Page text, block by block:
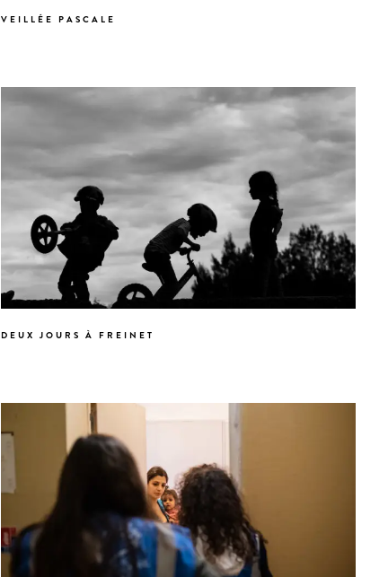
VEILLÉE PASCALE
DEUX JOURS À FREINET